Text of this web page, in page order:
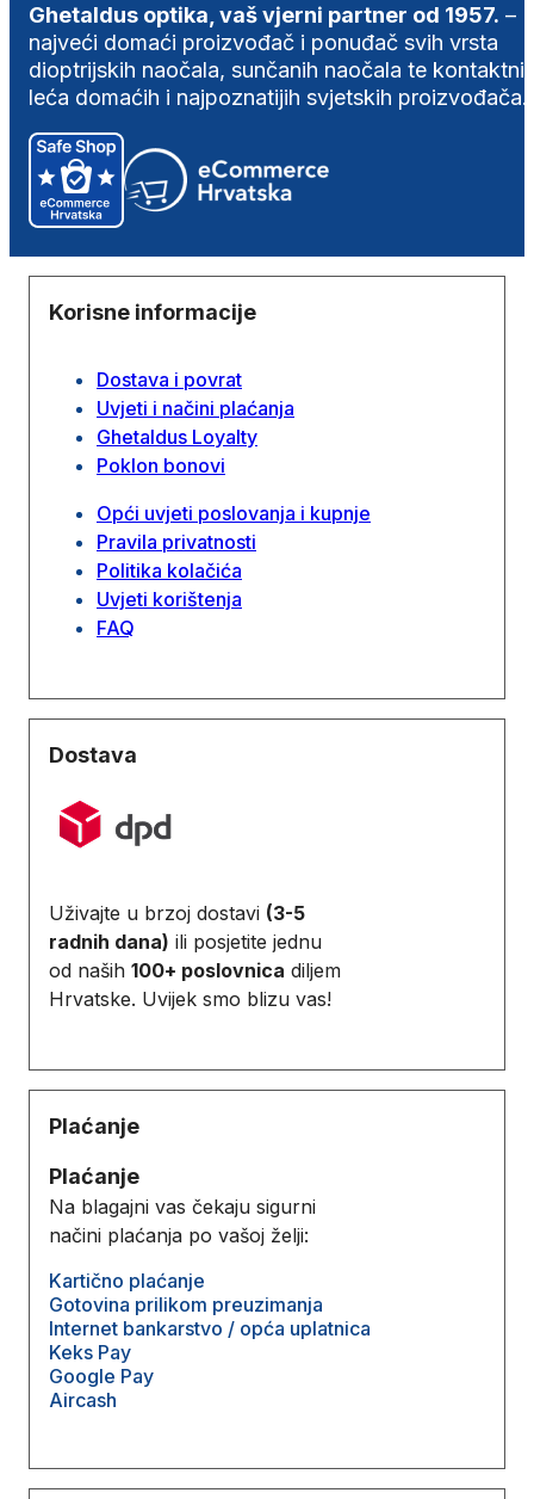
Ghetaldus optika, vaš vjerni partner od 1957. –
najveći domaći proizvođač i ponuđač svih vrsta
dioptrijskih naočala, sunčanih naočala te
leća domaćih i najpoznatijih svjetskih proizvođača.
Korisne informacije
Dostava i povrat
Uvjeti i načini plaćanja
Ghetaldus Loyalty
Poklon bonovi
Opći uvjeti poslovanja i kupnje
Pravila privatnosti
Politika kolačića
Uvjeti korištenja
FAQ
Dostava
Uživajte u brzoj dostavi (3-5
radnih dana) ili posjetite jednu
od naših 100+ poslovnica diljem
Hrvatske. Uvijek smo blizu vas!
Plaćanje
Plaćanje
Na blagajni vas čekaju sigurni
načini plaćanja po vašoj želji:
Kartično plaćanje
Gotovina prilikom preuzimanja
Internet bankarstvo / opća uplatnica
Keks Pay
Google Pay
Aircash